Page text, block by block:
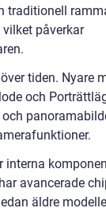
traditionell
påverkar
tiden. Nyare
och
interna
avancerade
äldre